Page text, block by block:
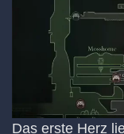
Das erste Herz